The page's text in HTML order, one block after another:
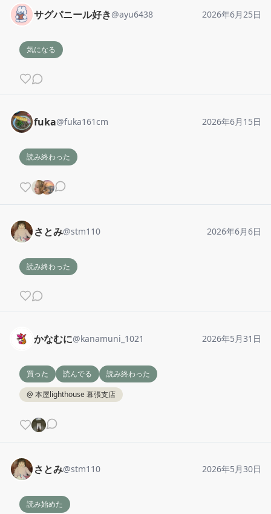
サグパニール好き@ayu6438 2026年6月25日
気になる
fuka@fuka161cm 2026年6月15日
読み終わった
さとみ@stm110 2026年6月6日
読み終わった
かなむに@kanamuni_1021 2026年5月31日
買った 読んでる
読み終わった
@ 本屋lighthouse 幕張支店
さとみ@stm110 2026年5月30日
読み始めた